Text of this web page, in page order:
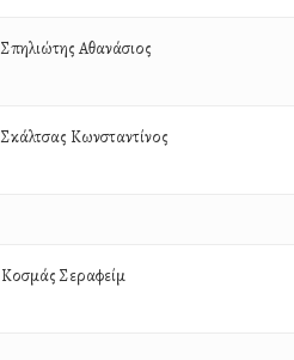
Σπηλιώτης Αθανάσιος
Σκάλτσας Κωνσταντίνος
Κοσμάς Σεραφείμ